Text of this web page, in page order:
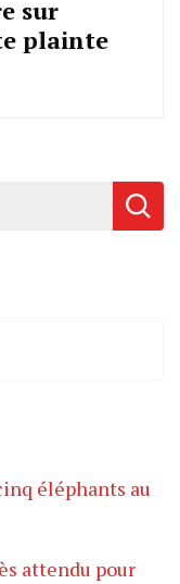
sur
plainte
éléphants au
attendu pour